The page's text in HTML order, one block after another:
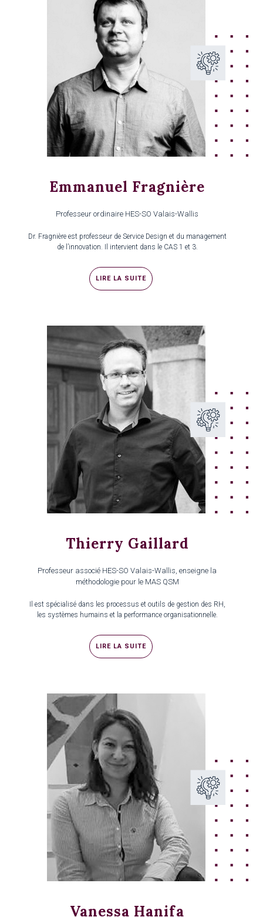
Emmanuel Fragnière
Professeur ordinaire HES-SO Valais-Wallis
Dr. Fragnière est professeur de Service Design et du management
de l’innovation. Il intervient dans le CAS 1 et 3.
LIRE LA SUITE
Thierry Gaillard
Professeur associé HES-SO Valais-Wallis, enseigne la
méthodologie pour le MAS QSM
Il est spécialisé dans les processus et outils de gestion des RH,
les systèmes humains et la performance organisationnelle.
LIRE LA SUITE
Vanessa Hanifa